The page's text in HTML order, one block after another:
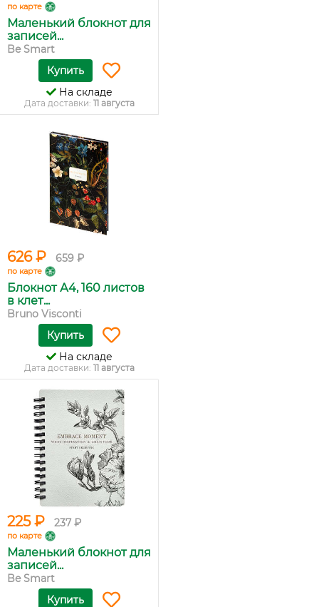
по карте
Маленький блокнот для
записей...
Be Smart
Купить
На складе
Дата доставки: 11 августа
626 ₽ 659 ₽
по карте
Блокнот А4, 160 листов
в клет...
Bruno Visconti
Купить
На складе
Дата доставки: 11 августа
225 ₽ 237 ₽
по карте
Маленький блокнот для
записей...
Be Smart
Купить